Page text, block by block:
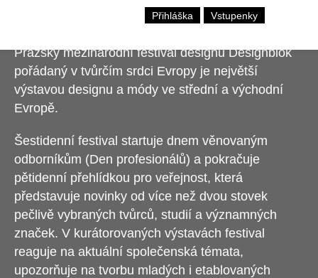
Přihláška Vstupenky
Pražský mezinárodní festival designu Designblok
pořádaný v tvůrčím srdci Evropy je největší
výstavou designu a módy ve střední a východní
Evropě.
Šestidenní festival startuje dnem věnovaným
odborníkům (Den profesionálů) a pokračuje
pětidenní přehlídkou pro veřejnost, která
představuje novinky od více než dvou stovek
pečlivě vybraných tvůrců, studií a významných
značek. V kurátorovaných výstavách festival
reaguje na aktuální společenská témata,
upozorňuje na tvorbu mladých i etablovaných